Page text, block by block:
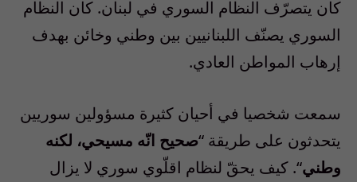
كان يتصرّف النظام السوري في لبنان. كان النظام
السوري يصنّف اللبنانيين بين وطني وخائن بهدف
إرهاب المواطن العادي.
سمعت شخصيا في أحيان كثيرة مسؤولين سوريين
يتحدثون على طريقة “صحيح انّه مسيحي، لكنه
وطني“. كيف يحقّ لنظام اقلّوي سوري لا يزال